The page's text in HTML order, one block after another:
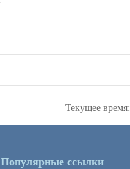
Текущее время:
Популярные ссылки